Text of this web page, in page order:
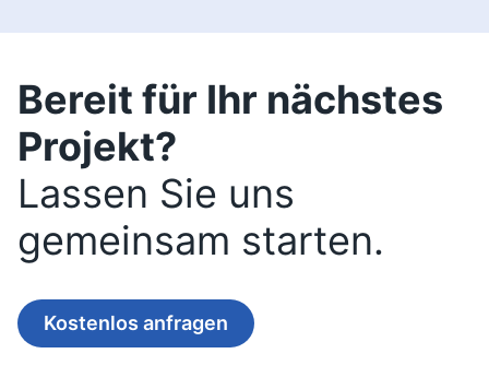
Bereit für Ihr nächstes
Projekt?
Lassen Sie uns
gemeinsam starten.
Kostenlos anfragen